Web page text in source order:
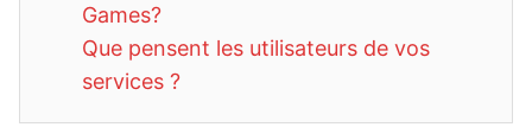
Games?
Que pensent les utilisateurs de vos
services ?